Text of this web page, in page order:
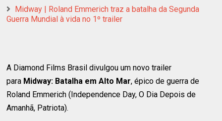
Midway | Roland Emmerich traz a batalha da Segunda
Guerra Mundial à vida no 1º trailer
A Diamond Films Brasil divulgou um novo trailer
para Midway: Batalha em Alto Mar, épico de guerra de
Roland Emmerich (Independence Day, O Dia Depois de
Amanhã, Patriota).